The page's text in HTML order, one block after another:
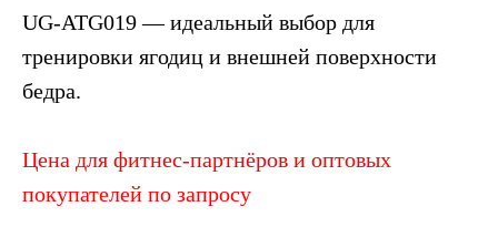
UG-ATG019 — идеальный выбор для
тренировки ягодиц и внешней поверхности
бедра.
Цена для фитнес-партнёров и оптовых
покупателей по запросу